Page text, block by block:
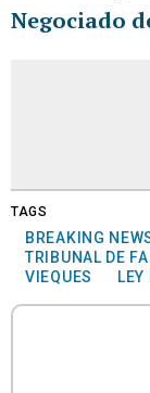
Negociado
TAGS
BREAKING
TRIBUNAL DE
VIEQUES